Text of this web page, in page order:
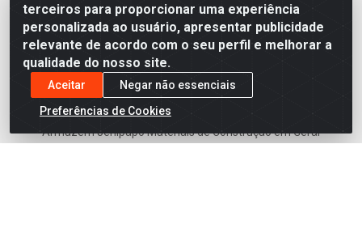
terceiros para proporcionar uma experiência
personalizada ao usuário, apresentar publicidade
relevante de acordo com o seu perfil e melhorar a
qualidade do nosso site.
Aceitar
Negar não essenciais
Preferências de Cookies
Preços, promoções, condições de pagamento e frete são
válidos para compras realizadas exclusivamente pelo site.
Caso haja divergência de preço de um produto, será válido o
preço que for exibido no carrinho de compras do site no
momento do pagamento. As vendas estão sujeitas a análise
e disponibilidade do estoque. Imagens de produtos
meramente ilustrativas.
Armazém Jenipapo Materiais de Construção em Geral